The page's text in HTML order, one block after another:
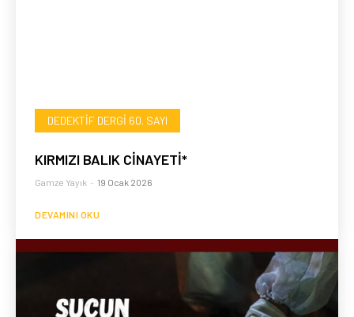
DEDEKTIF DERGI 60. SAYI
KIRMIZI BALIK CİNAYETİ*
Gamze Yayık - 19 Ocak 2026
DEVAMINI OKU